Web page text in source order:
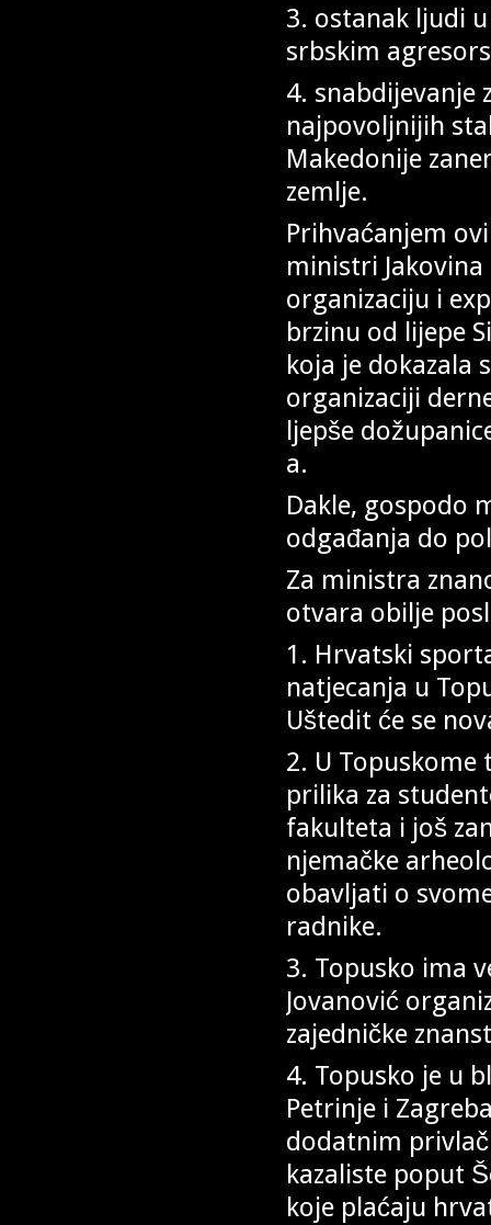
3. ostanak ljudi
srbskim
4. snabdijevanje
najpovoljnijih
Makedonije
zemlje.
Prihvaćanjem
ministri
organizaciju i
brzinu od lijepe
koja je dokazala
organizaciji
ljepše
a.
Dakle, gospodo
odgađanja do
Za ministra
otvara obilje
1. Hrvatski
natjecanja u
Uštedit će se
2. U
prilika za
fakulteta i još
njemačke
obavljati o
radnike.
3. Topusko ima
Jovanović
zajedničke
4. Topusko je u
Petrinje i
dodatnim
kazaliste poput
koje plaćaju